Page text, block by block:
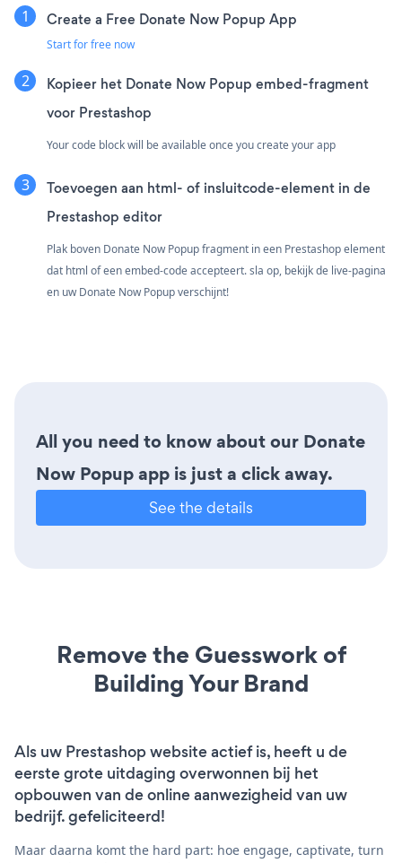
Create a Free Donate Now Popup App
Start for free now
Kopieer het Donate Now Popup embed-fragment
voor Prestashop
Your code block will be available once you create your app
Toevoegen aan html- of insluitcode-element in de
Prestashop editor
Plak boven Donate Now Popup fragment in een Prestashop element
dat html of een embed-code accepteert. sla op, bekijk de live-pagina
en uw Donate Now Popup verschijnt!
All you need to know about our Donate
Now Popup app is just a click away.
See the details
Remove the Guesswork of
Building Your Brand
Als uw Prestashop website actief is, heeft u de
eerste grote uitdaging overwonnen bij het
opbouwen van de online aanwezigheid van uw
bedrijf. gefeliciteerd!
Maar daarna komt the hard part: hoe engage, captivate, turn